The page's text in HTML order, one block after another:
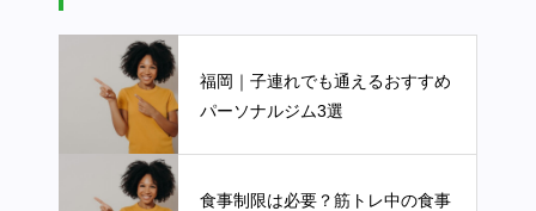
福岡｜子連れでも通えるおすすめ
パーソナルジム3選
食事制限は必要？筋トレ中の食事